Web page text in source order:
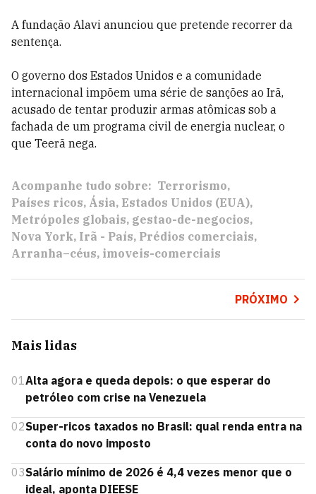
A fundação Alavi anunciou que pretende recorrer da
sentença.
O governo dos Estados Unidos e a comunidade
internacional impõem uma série de sanções ao Irã,
acusado de tentar produzir armas atômicas sob a
fachada de um programa civil de energia nuclear, o
que Teerã nega.
Acompanhe tudo sobre: Terrorismo
Países ricos Ásia Estados Unidos (EUA)
Metrópoles globais gestao-de-negocios
Nova York Irã - País Prédios comerciais
Arranha–céus imoveis-comerciais
PRÓXIMO
Mais lidas
01Alta agora e queda depois: o que esperar do
petróleo com crise na Venezuela
02Super-ricos taxados no Brasil: qual renda entra na
conta do novo imposto
03Salário mínimo de 2026 é 4,4 vezes menor que o
ideal, aponta DIEESE